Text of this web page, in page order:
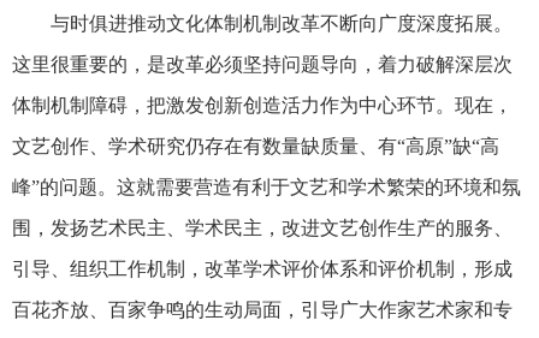
与时俱进推动文化体制机制改革不断向广度深度拓展。
这里很重要的，是改革必须坚持问题导向，着力破解深层次
体制机制障碍，把激发创新创造活力作为中心环节。现在，
文艺创作、学术研究仍存在有数量缺质量、有“高原”缺“高
峰”的问题。这就需要营造有利于文艺和学术繁荣的环境和氛
围，发扬艺术民主、学术民主，改进文艺创作生产的服务、
引导、组织工作机制，改革学术评价体系和评价机制，形成
百花齐放、百家争鸣的生动局面，引导广大作家艺术家和专